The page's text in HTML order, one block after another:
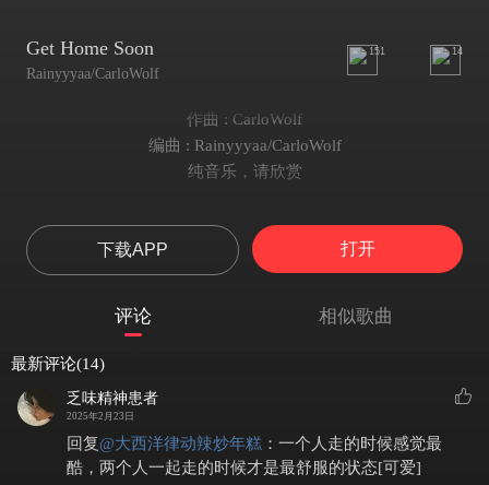
Get Home Soon
Rainyyyaa/CarloWolf
151 14
作曲 : CarloWolf
编曲 : Rainyyyaa/CarloWolf
纯音乐，请欣赏
下载APP 打开
评论 相似歌曲
最新评论(14)
乏味精神患者
2025年2月23日
回复@大西洋律动辣炒年糕 ： 一个人走的时候感觉最
酷，两个人一起走的时候才是最舒服的状态[可爱]